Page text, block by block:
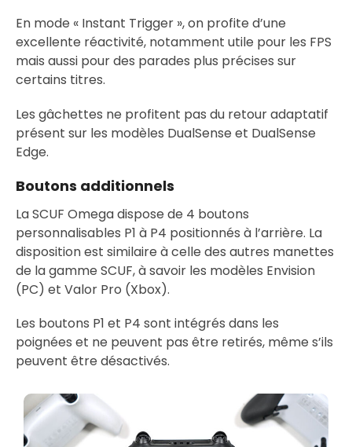
En mode « Instant Trigger », on profite d’une
excellente réactivité, notamment utile pour les FPS
mais aussi pour des parades plus précises sur
certains titres.
Les gâchettes ne profitent pas du retour adaptatif
présent sur les modèles DualSense et DualSense
Edge.
Boutons additionnels
La SCUF Omega dispose de 4 boutons
personnalisables P1 à P4 positionnés à l’arrière. La
disposition est similaire à celle des autres manettes
de la gamme SCUF, à savoir les modèles Envision
(PC) et Valor Pro (Xbox).
Les boutons P1 et P4 sont intégrés dans les
poignées et ne peuvent pas être retirés, même s’ils
peuvent être désactivés.